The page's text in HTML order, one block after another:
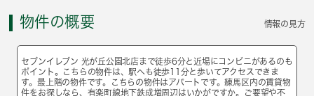
物件の概要 情報の見方
セブンイレブン 光が丘公園北店まで徒歩6分と近場にコンビニがあるのも
ポイント。こちらの物件は、駅へも徒歩11分と歩いてアクセスできま
す。最上階の物件です。こちらの物件はアパートです。練馬区内の賃貸物
件をお探しなら、有楽町線地下鉄成増周辺はいかがですか。ご要望や不